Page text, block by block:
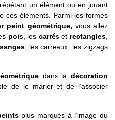
un élément ou en jouant
ces éléments. Parmi les formes
peint géométrique, vous allez
pois, les carréset rectangles,
, les carreaux, les zigzags
dans ladécoration
de le marier et de l’associer
plus marqués à l’image du